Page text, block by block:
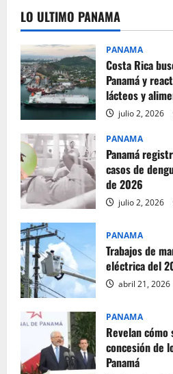
LO ULTIMO PANAMA
PANAMA
Costa Rica
Panamá y
lácteos y
julio 2, 2026
PANAMA
Panamá
casos de
de 2026
julio 2, 2026
PANAMA
Trabajos de
eléctrica del
abril 21, 2026
PANAMA
Revelan
concesión de
Panamá